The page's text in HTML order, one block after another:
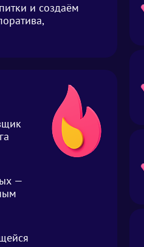
и создаём
—